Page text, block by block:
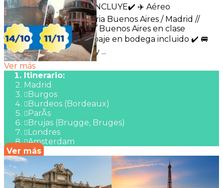
✈️🌍 EL PROGRAMA INCLUYE✔️ ✈️ Aéreo
internacional con Iberia Buenos Aires / Madrid //
Ámsterdam / Madrid / Buenos Aires en clase
económica, con equipaje en bodega incluido ✔️ 🚐
Traslados de llegada y ...
Ver más
Itinerario:
Madrid
Burgos
Burdeos (Bordeaux)
ParÃ­s
Brujas (Brugge, Bruges)
Londres
Amsterdam
Ver más